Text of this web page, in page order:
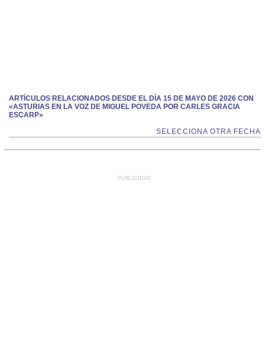
ARTÍCULOS RELACIONADOS DESDE EL DÍA 15 DE MAYO DE 2026 CON
«ASTURIAS EN LA VOZ DE MIGUEL POVEDA POR CARLES GRACIA
ESCARP»
SELECCIONA OTRA FECHA
PUBLICIDAD